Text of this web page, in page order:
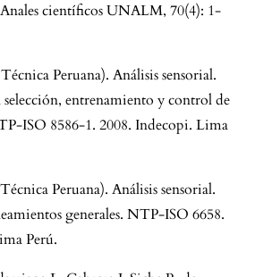
científicos UNALM, 70(4): 1-
Peruana). Análisis sensorial.
selección, entrenamiento y control de
ISO 8586-1. 2008. Indecopi. Lima
Peruana). Análisis sensorial.
generales. NTP-ISO 6658.
Perú.